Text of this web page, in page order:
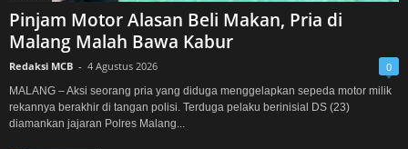
Pinjam Motor Alasan Beli Makan, Pria di
Malang Malah Bawa Kabur
Redaksi MCB - 4 Agustus 2026 0
MALANG – Aksi seorang pria yang diduga menggelapkan sepeda motor milik
rekannya berakhir di tangan polisi. Terduga pelaku berinisial DS (23)
diamankan jajaran Polres Malang...